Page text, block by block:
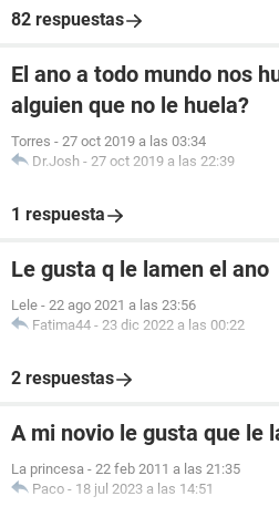
82 respuestas
El ano a todo mundo nos
alguien que no le huela?
Torres - 27 oct 2019 a las 03:34
Dr.Josh - 27 oct 2019 a las 22:39
1 respuesta
Le gusta q le lamen el ano
Lele - 22 ago 2021 a las 23:56
Fatima44 - 23 dic 2022 a las 00:22
2 respuestas
A mi novio le gusta que le
La princesa - 22 feb 2011 a las 21:35
Paco - 18 jul 2023 a las 14:51